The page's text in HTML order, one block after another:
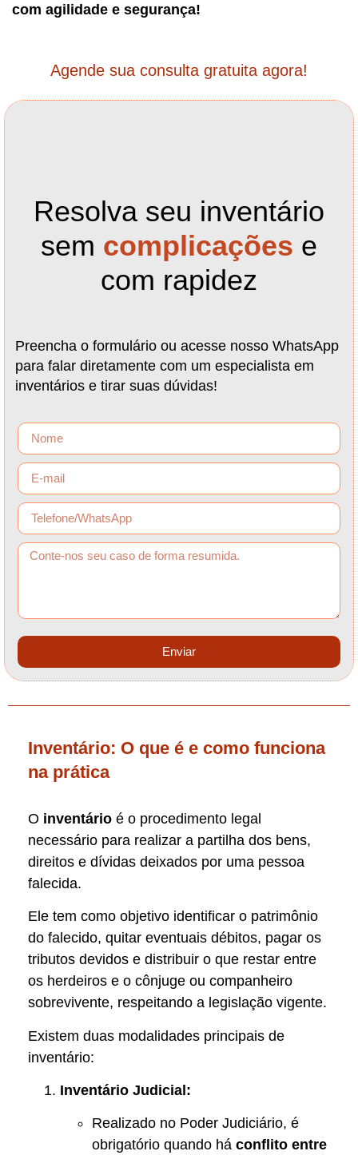
com agilidade e segurança!
Agende sua consulta gratuita agora!
Resolva seu inventário
sem complicações e
com rapidez
Preencha o formulário ou acesse nosso WhatsApp
para falar diretamente com um especialista em
inventários e tirar suas dúvidas!
Enviar
Inventário: O que é e como funciona
na prática
O inventário é o procedimento legal
necessário para realizar a partilha dos bens,
direitos e dívidas deixados por uma pessoa
falecida.
Ele tem como objetivo identificar o patrimônio
do falecido, quitar eventuais débitos, pagar os
tributos devidos e distribuir o que restar entre
os herdeiros e o cônjuge ou companheiro
sobrevivente, respeitando a legislação vigente.
Existem duas modalidades principais de
inventário:
Inventário Judicial:
Realizado no Poder Judiciário, é
obrigatório quando há conflito entre